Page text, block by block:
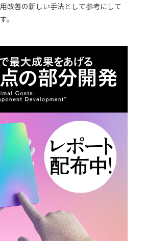
改善の新しい手法として参考にして
。